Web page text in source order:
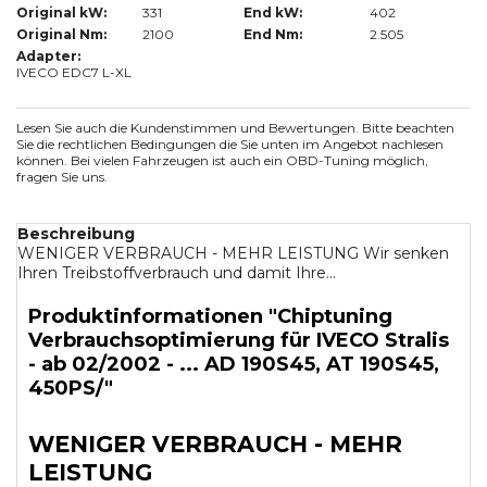
Original kW:
331 End kW:
402
Original Nm:
2100 End Nm:
2.505
Adapter:
IVECO EDC7 L-XL
Lesen Sie auch die Kundenstimmen und Bewertungen. Bitte beachten
Sie die rechtlichen Bedingungen die Sie unten im Angebot nachlesen
können. Bei vielen Fahrzeugen ist auch ein OBD-Tuning möglich,
fragen Sie uns.
Beschreibung
WENIGER VERBRAUCH - MEHR LEISTUNG Wir senken
Ihren Treibstoffverbrauch und damit Ihre...
Produktinformationen "Chiptuning
Verbrauchsoptimierung für IVECO Stralis
- ab 02/2002 - ... AD 190S45, AT 190S45,
450PS/"
WENIGER VERBRAUCH - MEHR
LEISTUNG